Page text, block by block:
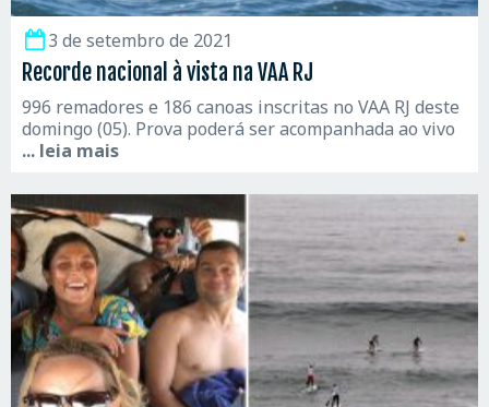
3 de setembro de 2021
Recorde nacional à vista na VAA RJ
996 remadores e 186 canoas inscritas no VAA RJ deste
domingo (05). Prova poderá ser acompanhada ao vivo
... leia mais